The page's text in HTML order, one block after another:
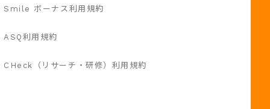
Smile ボーナス利用規約
ASQ利用規約
CHeck（リサーチ・研修）利用規約